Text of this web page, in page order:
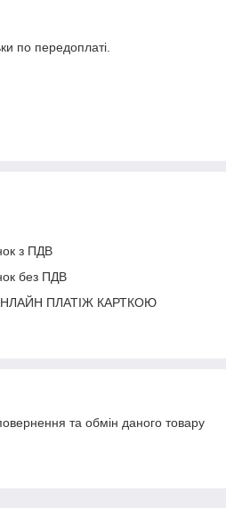
по передоплаті.
з ПДВ
без ПДВ
ПЛАТІЖ КАРТКОЮ
та обмін даного товару